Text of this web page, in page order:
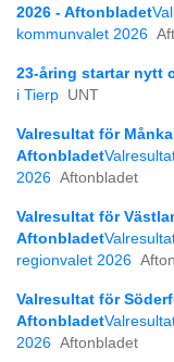
2026 - Aftonbladet
kommunvalet 2026
23-åring startar nytt
i Tierp UNT
Valresultat för
Aftonbladet
2026 Aftonbladet
Valresultat för
Aftonbladet
regionvalet 2026
Valresultat för
Aftonbladet
2026 Aftonbladet